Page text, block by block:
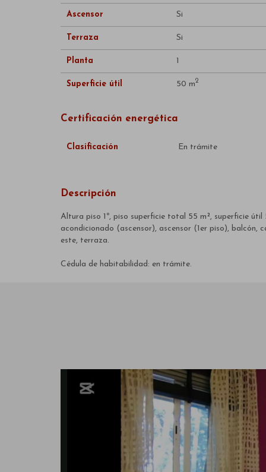
Ascensor Si
Terraza Si
Planta 1
Superficie útil 50 m2
Certificación energética
Clasificación En trámite
Descripción
Altura piso 1º, piso superficie total 55 m², superficie
acondicionado (ascensor), ascensor (1er piso),
este, terraza.
Cédula de habitabilidad: en trámite.